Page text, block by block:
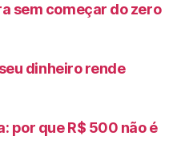
sem começar do zero
dinheiro rende
por que R$ 500 não é